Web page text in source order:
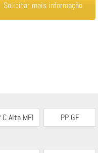
Solicitar mais informação
C Alta MFI PP GF